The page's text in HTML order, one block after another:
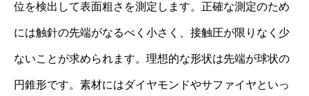
位を検出して表面粗さを測定します。正確な測定のため
には触針の先端がなるべく小さく、接触圧が限りなく少
ないことが求められます。理想的な形状は先端が球状の
円錐形です。素材にはダイヤモンドやサファイヤといっ